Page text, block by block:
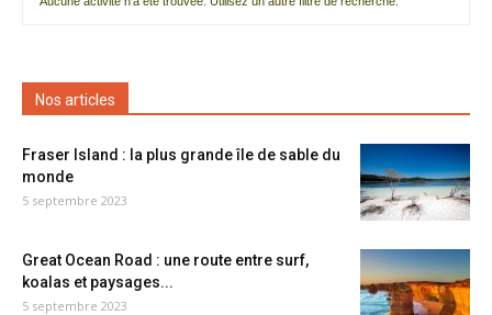
Nos articles
Fraser Island : la plus grande île de sable du
monde
5 septembre 2023
Great Ocean Road : une route entre surf,
koalas et paysages...
5 septembre 2023